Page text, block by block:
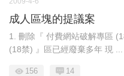
成人區塊的提議案
1. 刪除『 付費網站破解專區
(18禁) 』區已經廢棄多年 現 ...
156 14